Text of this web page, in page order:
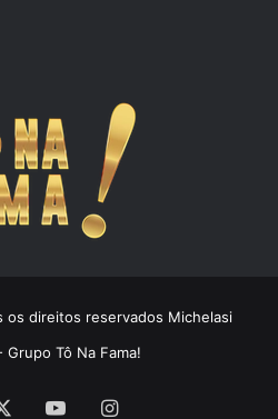
direitos reservados Michelasi
Grupo Tô Na Fama!
YouTubeInstagram